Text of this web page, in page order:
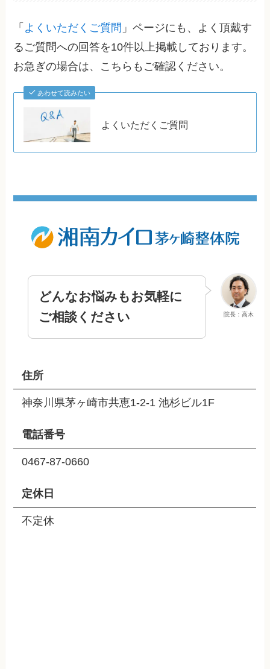
「 よくいただくご質問 」ページにも、よく頂戴す
るご質問への回答を10件以上掲載しております。
お急ぎの場合は、こちらもご確認ください。
あわせて読みたい
よくいただくご質問
院長：高木
どんなお悩みもお気軽に
ご相談ください
住所
神奈川県茅ヶ崎市共恵1-2-1 池杉ビル1F
電話番号
0467-87-0660
定休日
不定休